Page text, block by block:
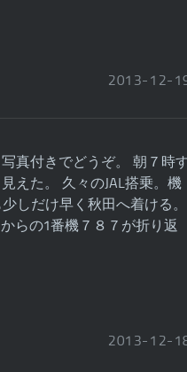
2013- 12-
真付きでどうぞ。 朝７時
えた。 久々のJAL搭乗。機
しだけ早く秋田へ着ける。
らの1番機７８７が折り返
2013- 12-